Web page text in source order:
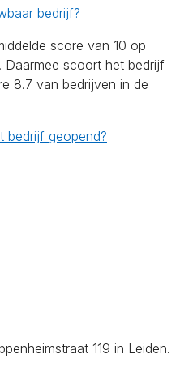
bedrijf?
score van 10 op
Daarmee scoort het bedrijf
8.7 van bedrijven in de
bedrijf geopend?
119 in Leiden.